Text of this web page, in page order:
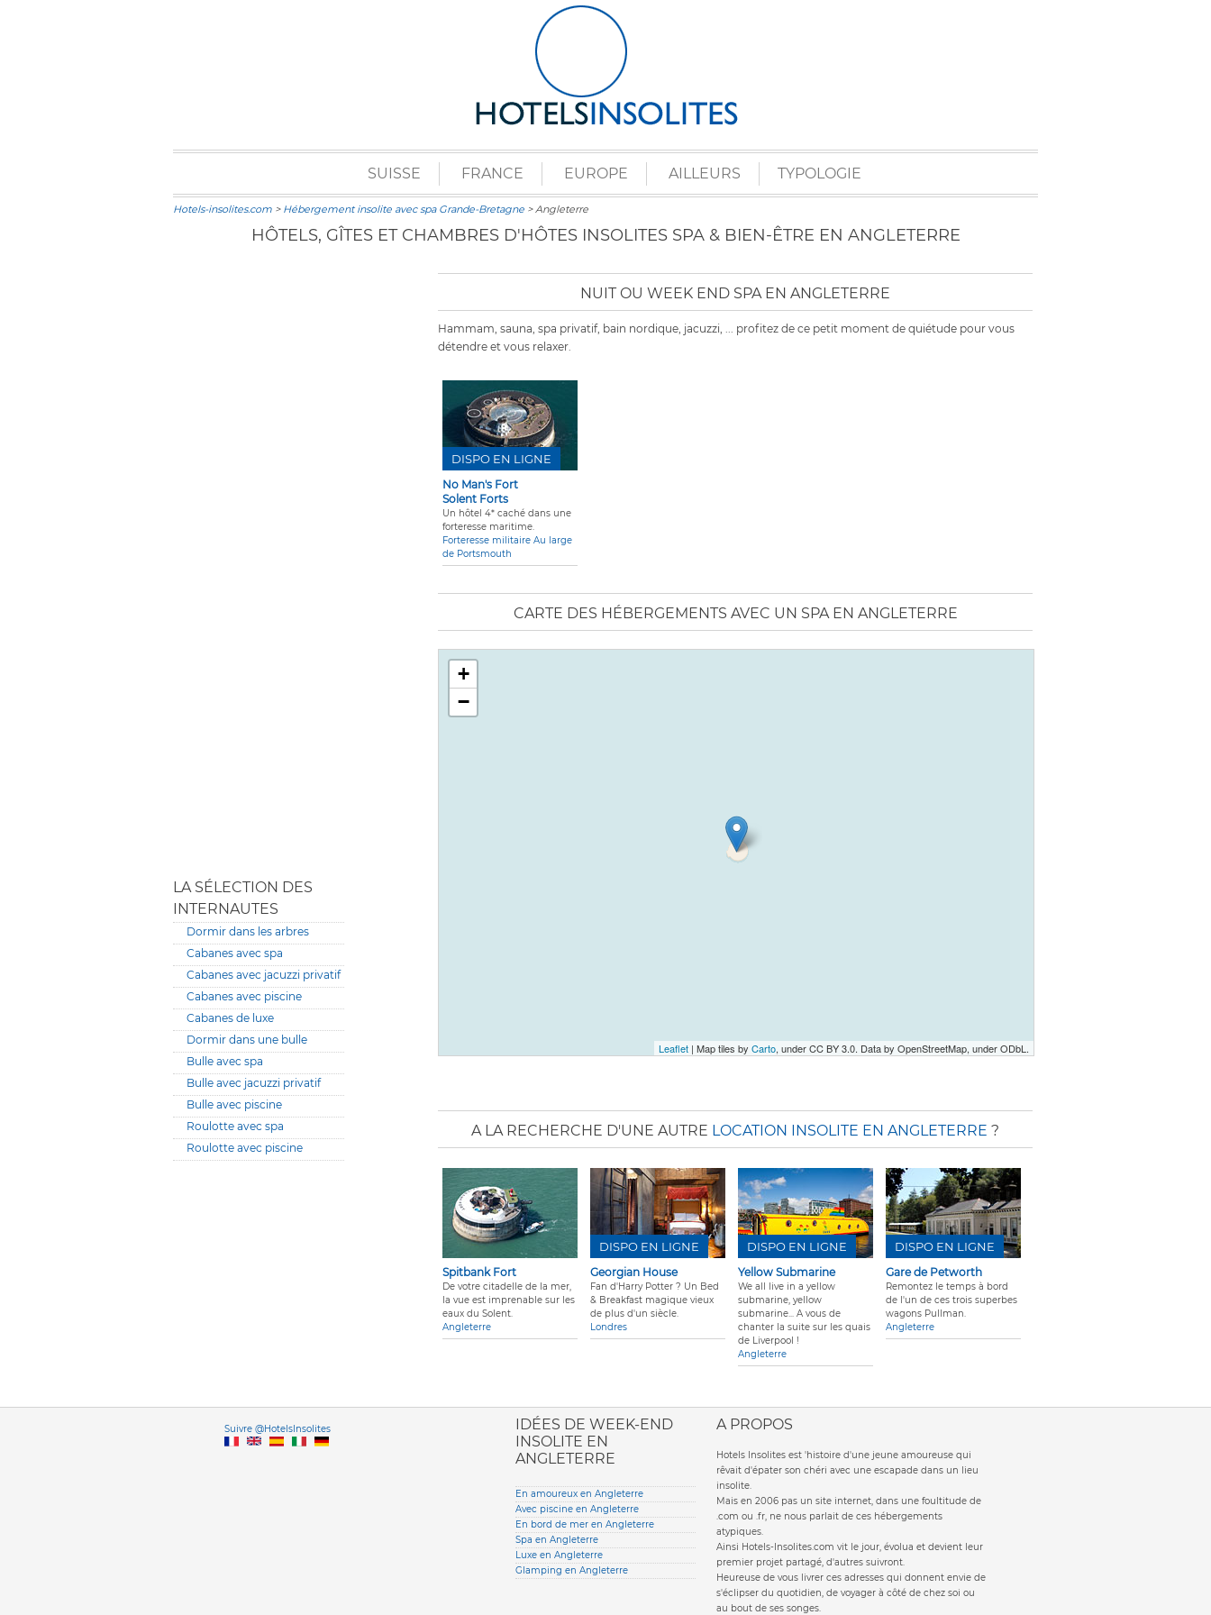
SUISSE FRANCE EUROPE AILLEURS TYPOLOGIE
Hotels-insolites.com > Hébergement insolite avec spa Grande-Bretagne > Angleterre
HÔTELS, GÎTES ET CHAMBRES D'HÔTES INSOLITES SPA & BIEN-ÊTRE EN ANGLETERRE
LA SÉLECTION DES
INTERNAUTES
Dormir dans les arbres
Cabanes avec spa
Cabanes avec jacuzzi privatif
Cabanes avec piscine
Cabanes de luxe
Dormir dans une bulle
Bulle avec spa
Bulle avec jacuzzi privatif
Bulle avec piscine
Roulotte avec spa
Roulotte avec piscine
NUIT OU WEEK END SPA EN ANGLETERRE
Hammam, sauna, spa privatif, bain nordique, jacuzzi, ... profitez de ce petit moment de quiétude pour vous
détendre et vous relaxer.
No Man's Fort
Solent Forts
Un hôtel 4* caché dans une
forteresse maritime.
Forteresse militaire Au large
de Portsmouth
DISPO EN LIGNE
CARTE DES HÉBERGEMENTS AVEC UN SPA EN ANGLETERRE
+
−
Leaflet | Map tiles by Carto, under CC BY 3.0. Data by OpenStreetMap, under ODbL.
A LA RECHERCHE D'UNE AUTRE LOCATION INSOLITE EN ANGLETERRE ?
Spitbank Fort
De votre citadelle de la mer,
la vue est imprenable sur les
eaux du Solent.
Angleterre
Georgian House
Fan d'Harry Potter ? Un Bed
& Breakfast magique vieux
de plus d'un siècle.
Londres
DISPO EN LIGNE
Yellow Submarine
We all live in a yellow
submarine, yellow
submarine... A vous de
chanter la suite sur les quais
de Liverpool !
Angleterre
DISPO EN LIGNE
Gare de Petworth
Remontez le temps à bord
de l'un de ces trois superbes
wagons Pullman.
Angleterre
DISPO EN LIGNE
Suivre @HotelsInsolitesVersione italiana
IDÉES DE WEEK-END
INSOLITE EN
ANGLETERRE
En amoureux en Angleterre
Avec piscine en Angleterre
En bord de mer en Angleterre
Spa en Angleterre
Luxe en Angleterre
Glamping en Angleterre
A PROPOS
Hotels Insolites est 'histoire d'une jeune amoureuse qui
rêvait d'épater son chéri avec une escapade dans un lieu
insolite.
Mais en 2006 pas un site internet, dans une foultitude de
.com ou .fr, ne nous parlait de ces hébergements
atypiques.
Ainsi Hotels-Insolites.com vit le jour, évolua et devient leur
premier projet partagé, d'autres suivront.
Heureuse de vous livrer ces adresses qui donnent envie de
s'éclipser du quotidien, de voyager à côté de chez soi ou
au bout de ses songes.